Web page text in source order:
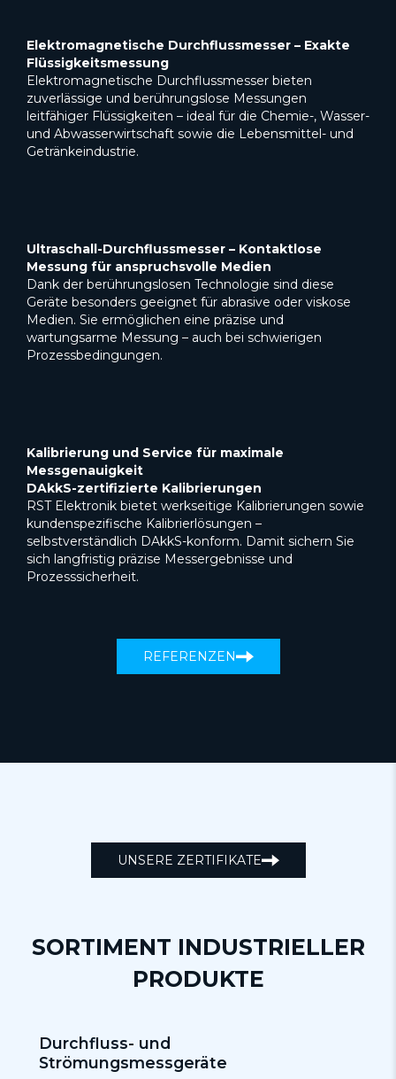
Elektromagnetische Durchflussmesser – Exakte
Flüssigkeitsmessung
Elektromagnetische Durchflussmesser bieten
zuverlässige und berührungslose Messungen
leitfähiger Flüssigkeiten – ideal für die Chemie-, Wasser-
und Abwasserwirtschaft sowie die Lebensmittel- und
Getränkeindustrie.
Ultraschall-Durchflussmesser – Kontaktlose
Messung für anspruchsvolle Medien
Dank der berührungslosen Technologie sind diese
Geräte besonders geeignet für abrasive oder viskose
Medien. Sie ermöglichen eine präzise und
wartungsarme Messung – auch bei schwierigen
Prozessbedingungen.
Kalibrierung und Service für maximale
Messgenauigkeit
DAkkS-zertifizierte Kalibrierungen
RST Elektronik bietet werkseitige Kalibrierungen sowie
kundenspezifische Kalibrierlösungen –
selbstverständlich DAkkS-konform. Damit sichern Sie
sich langfristig präzise Messergebnisse und
Prozesssicherheit.
REFERENZEN
UNSERE ZERTIFIKATE
SORTIMENT INDUSTRIELLER
PRODUKTE
Durchfluss- und
Strömungsmessgeräte